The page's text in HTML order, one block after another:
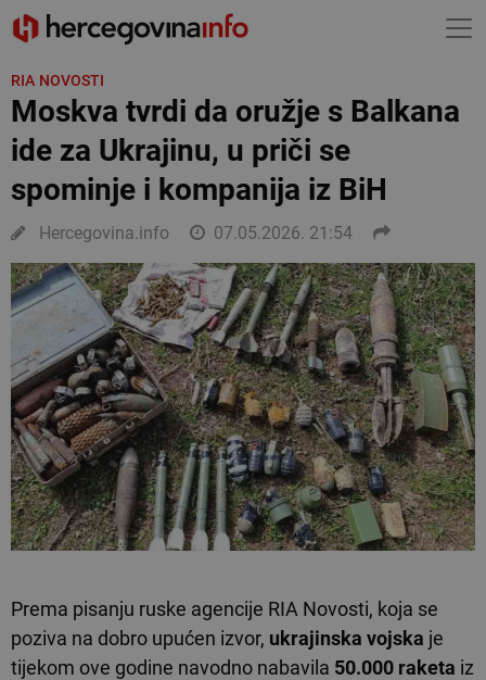
RIA NOVOSTI
Moskva tvrdi da oružje s Balkana
ide za Ukrajinu, u priči se
spominje i kompanija iz BiH
Hercegovina.info 07.05.2026. 21:54
Prema pisanju ruske agencije RIA Novosti, koja se
poziva na dobro upućen izvor, ukrajinska vojska je
tijekom ove godine navodno nabavila 50.000 raketa iz